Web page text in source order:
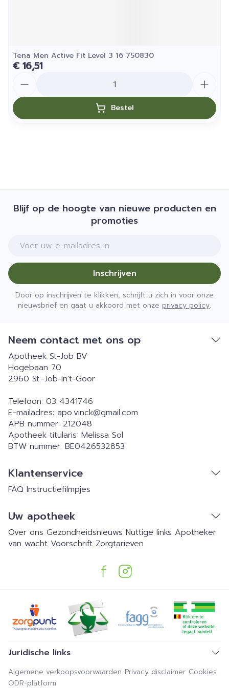
Tena Men Active Fit Level 3 16 750830
€ 16,51
Bestel
Blijf op de hoogte van nieuwe producten en
promoties
E-mail adres
Inschrijven
Door op inschrijven te klikken, schrijft u zich in voor onze
nieuwsbrief en gaat u akkoord met onze privacy policy.
Neem contact met ons op
Apotheek St-Job BV
Hogebaan 70
2960 St.-Job-In't-Goor
Telefoon: 03 4341746
E-mailadres: apo.vinck@gmail.com
APB nummer: 212048
Apotheek titularis: Melissa Sol
BTW nummer: BE0426532853
Klantenservice
FAQ Instructiefilmpjes
Uw apotheek
Over ons Gezondheidsnieuws Nuttige links Apotheker
van wacht Voorschrift Zorgtarieven
Juridische links
Algemene verkoopsvoorwaarden Privacy disclaimer Cookies
ODR-platform